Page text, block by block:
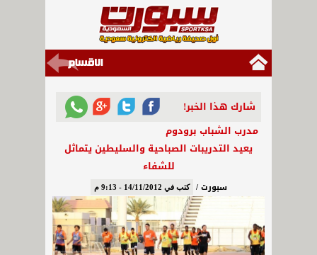
شارك هذا الخبر!
مدرب الشباب برودوم
يعيد التدريبات الصباحية والسليطين يتماثل
للشفاء
سبورت / كتب في 14/11/2012 - 9:13 م